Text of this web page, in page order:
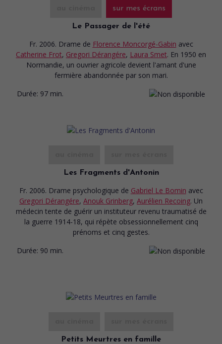
sur mes écrans
Le Passager de l'été
Fr. 2006. Drame de Florence Moncorgé-Gabin avec
Catherine Frot, Gregori Dérangére, Laura Smet. En 1950 en
Normandie, un ouvrier agricole devient l'amant d'une
fermière abandonnée par son mari.
Durée: 97 min.
Les Fragments d'Antonin
Fr. 2006. Drame psychologique de Gabriel Le Bomin avec
Gregori Dérangére, Anouk Grinberg, Aurélien Recoing. Un
médecin tente de guérir un instituteur revenu traumatisé de
la guerre 1914-18, qui répète obsessionnellement cinq
prénoms et cinq gestes.
Durée: 90 min.
Petits Meurtres en famille